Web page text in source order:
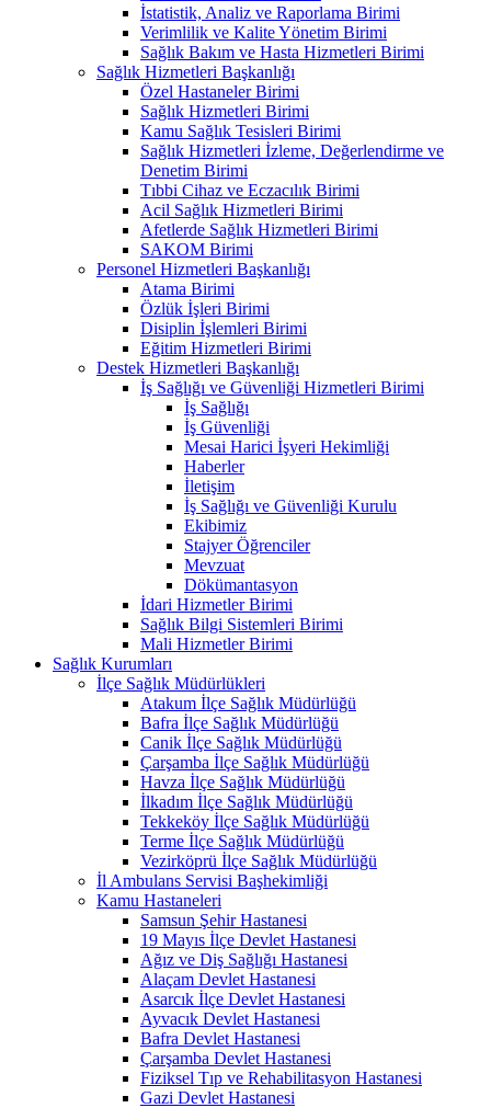
İstatistik, Analiz ve Raporlama Birimi
Verimlilik ve Kalite Yönetim Birimi
Sağlık Bakım ve Hasta Hizmetleri Birimi
Sağlık Hizmetleri Başkanlığı
Özel Hastaneler Birimi
Sağlık Hizmetleri Birimi
Kamu Sağlık Tesisleri Birimi
Sağlık Hizmetleri İzleme, Değerlendirme ve
Denetim Birimi
Tıbbi Cihaz ve Eczacılık Birimi
Acil Sağlık Hizmetleri Birimi
Afetlerde Sağlık Hizmetleri Birimi
SAKOM Birimi
Personel Hizmetleri Başkanlığı
Atama Birimi
Özlük İşleri Birimi
Disiplin İşlemleri Birimi
Eğitim Hizmetleri Birimi
Destek Hizmetleri Başkanlığı
İş Sağlığı ve Güvenliği Hizmetleri Birimi
İş Sağlığı
İş Güvenliği
Mesai Harici İşyeri Hekimliği
Haberler
İletişim
İş Sağlığı ve Güvenliği Kurulu
Ekibimiz
Stajyer Öğrenciler
Mevzuat
Dökümantasyon
İdari Hizmetler Birimi
Sağlık Bilgi Sistemleri Birimi
Mali Hizmetler Birimi
Sağlık Kurumları
İlçe Sağlık Müdürlükleri
Atakum İlçe Sağlık Müdürlüğü
Bafra İlçe Sağlık Müdürlüğü
Canik İlçe Sağlık Müdürlüğü
Çarşamba İlçe Sağlık Müdürlüğü
Havza İlçe Sağlık Müdürlüğü
İlkadım İlçe Sağlık Müdürlüğü
Tekkeköy İlçe Sağlık Müdürlüğü
Terme İlçe Sağlık Müdürlüğü
Vezirköprü İlçe Sağlık Müdürlüğü
İl Ambulans Servisi Başhekimliği
Kamu Hastaneleri
Samsun Şehir Hastanesi
19 Mayıs İlçe Devlet Hastanesi
Ağız ve Diş Sağlığı Hastanesi
Alaçam Devlet Hastanesi
Asarcık İlçe Devlet Hastanesi
Ayvacık Devlet Hastanesi
Bafra Devlet Hastanesi
Çarşamba Devlet Hastanesi
Fiziksel Tıp ve Rehabilitasyon Hastanesi
Gazi Devlet Hastanesi